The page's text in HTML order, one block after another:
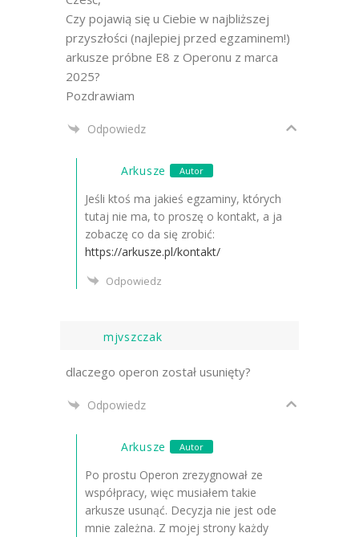
Czy pojawią się u Ciebie w najbliższej
przyszłości (najlepiej przed egzaminem!)
arkusze próbne E8 z Operonu z marca
2025?
Pozdrawiam
Odpowiedz
Arkusze Autor
Jeśli ktoś ma jakieś egzaminy, których
tutaj nie ma, to proszę o kontakt, a ja
zobaczę co da się zrobić:
https://arkusze.pl/kontakt/
Odpowiedz
mjvszczak
dlaczego operon został usunięty?
Odpowiedz
Arkusze Autor
Po prostu Operon zrezygnował ze
współpracy, więc musiałem takie
arkusze usunąć. Decyzja nie jest ode
mnie zależna. Z mojej strony każdy